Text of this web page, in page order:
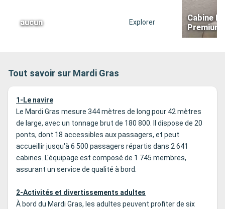
aucun Explorer
Cabine
Premium
Tout savoir sur Mardi Gras
1-Le navire
Le Mardi Gras mesure 344 mètres de long pour 42 mètres
de large, avec un tonnage brut de 180 800. Il dispose de 20
ponts, dont 18 accessibles aux passagers, et peut
accueillir jusqu'à 6 500 passagers répartis dans 2 641
cabines. L'équipage est composé de 1 745 membres,
assurant un service de qualité à bord.
2-Activités et divertissements adultes
À bord du Mardi Gras, les adultes peuvent profiter de six